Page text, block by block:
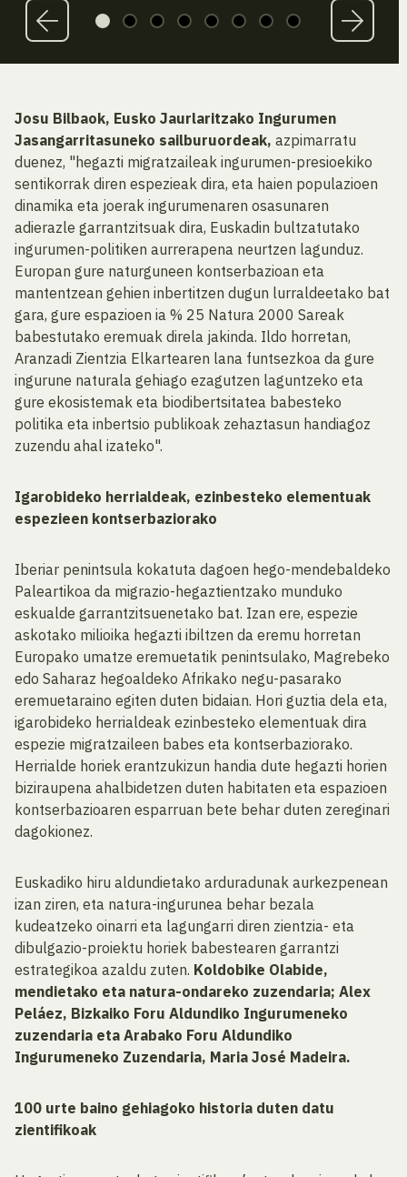
Josu Bilbaok, Eusko Jaurlaritzako Ingurumen
Jasangarritasuneko sailburuordeak, azpimarratu
duenez, "hegazti migratzaileak ingurumen-presioekiko
sentikorrak diren espezieak dira, eta haien populazioen
dinamika eta joerak ingurumenaren osasunaren
adierazle garrantzitsuak dira, Euskadin bultzatutako
ingurumen-politiken aurrerapena neurtzen lagunduz.
Europan gure naturguneen kontserbazioan eta
mantentzean gehien inbertitzen dugun lurraldeetako bat
gara, gure espazioen ia % 25 Natura 2000 Sareak
babestutako eremuak direla jakinda. Ildo horretan,
Aranzadi Zientzia Elkartearen lana funtsezkoa da gure
ingurune naturala gehiago ezagutzen laguntzeko eta
gure ekosistemak eta biodibertsitatea babesteko
politika eta inbertsio publikoak zehaztasun handiagoz
zuzendu ahal izateko".
Igarobideko herrialdeak, ezinbesteko elementuak
espezieen kontserbaziorako
Iberiar penintsula kokatuta dagoen hego-mendebaldeko
Paleartikoa da migrazio-hegaztientzako munduko
eskualde garrantzitsuenetako bat. Izan ere, espezie
askotako milioika hegazti ibiltzen da eremu horretan
Europako umatze eremuetatik penintsulako, Magrebeko
edo Saharaz hegoaldeko Afrikako negu-pasarako
eremuetaraino egiten duten bidaian. Hori guztia dela eta,
igarobideko herrialdeak ezinbesteko elementuak dira
espezie migratzaileen babes eta kontserbaziorako.
Herrialde horiek erantzukizun handia dute hegazti horien
biziraupena ahalbidetzen duten habitaten eta espazioen
kontserbazioaren esparruan bete behar duten zereginari
dagokionez.
Euskadiko hiru aldundietako arduradunak aurkezpenean
izan ziren, eta natura-ingurunea behar bezala
kudeatzeko oinarri eta lagungarri diren zientzia- eta
dibulgazio-proiektu horiek babestearen garrantzi
estrategikoa azaldu zuten. Koldobike Olabide,
mendietako eta natura-ondareko zuzendaria; Alex
Peláez, Bizkaiko Foru Aldundiko Ingurumeneko
zuzendaria eta Arabako Foru Aldundiko
Ingurumeneko Zuzendaria, Maria José Madeira.
100 urte baino gehiagoko historia duten datu
zientifikoak